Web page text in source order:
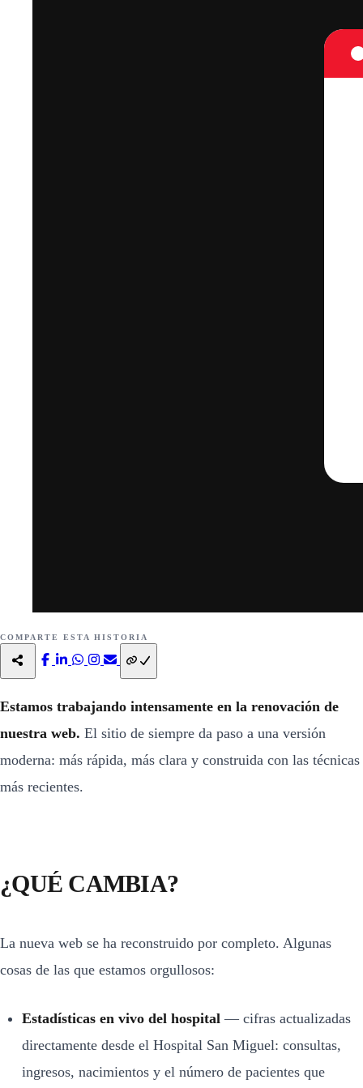
COMPARTE ESTA HISTORIA
Estamos trabajando intensamente en la renovación de
nuestra web. El sitio de siempre da paso a una versión
moderna: más rápida, más clara y construida con las técnicas
más recientes.
¿QUÉ CAMBIA?
La nueva web se ha reconstruido por completo. Algunas
cosas de las que estamos orgullosos:
Estadísticas en vivo del hospital — cifras actualizadas
directamente desde el Hospital San Miguel: consultas,
ingresos, nacimientos y el número de pacientes que